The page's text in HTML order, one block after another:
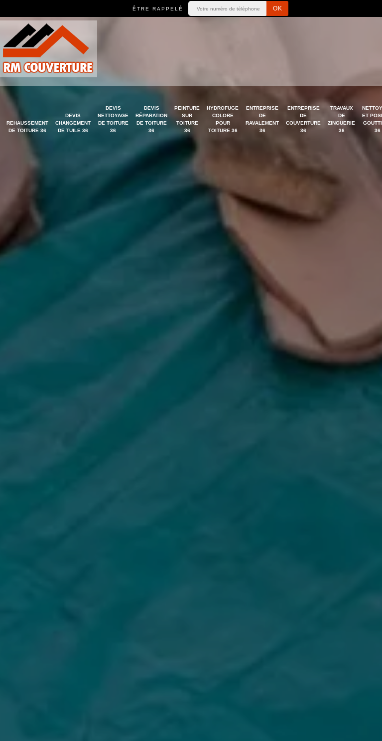
ÊTRE RAPPELÉ
REHAUSSEMENT
DE TOITURE 36
DEVIS
CHANGEMENT
DE TUILE 36
DEVIS
NETTOYAGE
DE TOITURE
36
DEVIS
RÉPARATION
DE TOITURE
36
PEINTURE
SUR
TOITURE
36
HYDROFUGE
COLORE
POUR
TOITURE 36
ENTREPRISE
DE
RAVALEMENT
36
ENTREPRISE
DE
COUVERTURE
36
TRAVAUX
DE
ZINGUERIE
36
ET
36